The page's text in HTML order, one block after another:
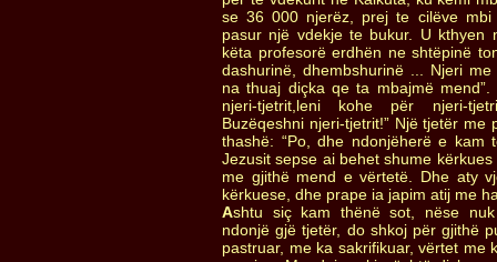
se 36 000 njerëz, prej te cilëve
pasur një vdekje te bukur. U kthyen
këta profesorë erdhën ne shtëpinë
dashurinë, dhembshurinë ... Njeri
na thuaj diçka qe ta mbajmë mend”.
njeri-tjetrit,leni kohe për njeri-
Buzëqeshni njeri-tjetrit!” Një tjetër me
thashë: “Po, dhe ndonjëherë e kam
Jezusit sepse ai behet shume
me gjithë mend e vërtetë. Dhe aty
kërkuese, dhe prape ia japim atij me
Ashtu siç kam thënë sot, nëse
ndonjë gjë tjetër, do shkoj për gjithë
pastruar, me ka sakrifikuar, vërtet me